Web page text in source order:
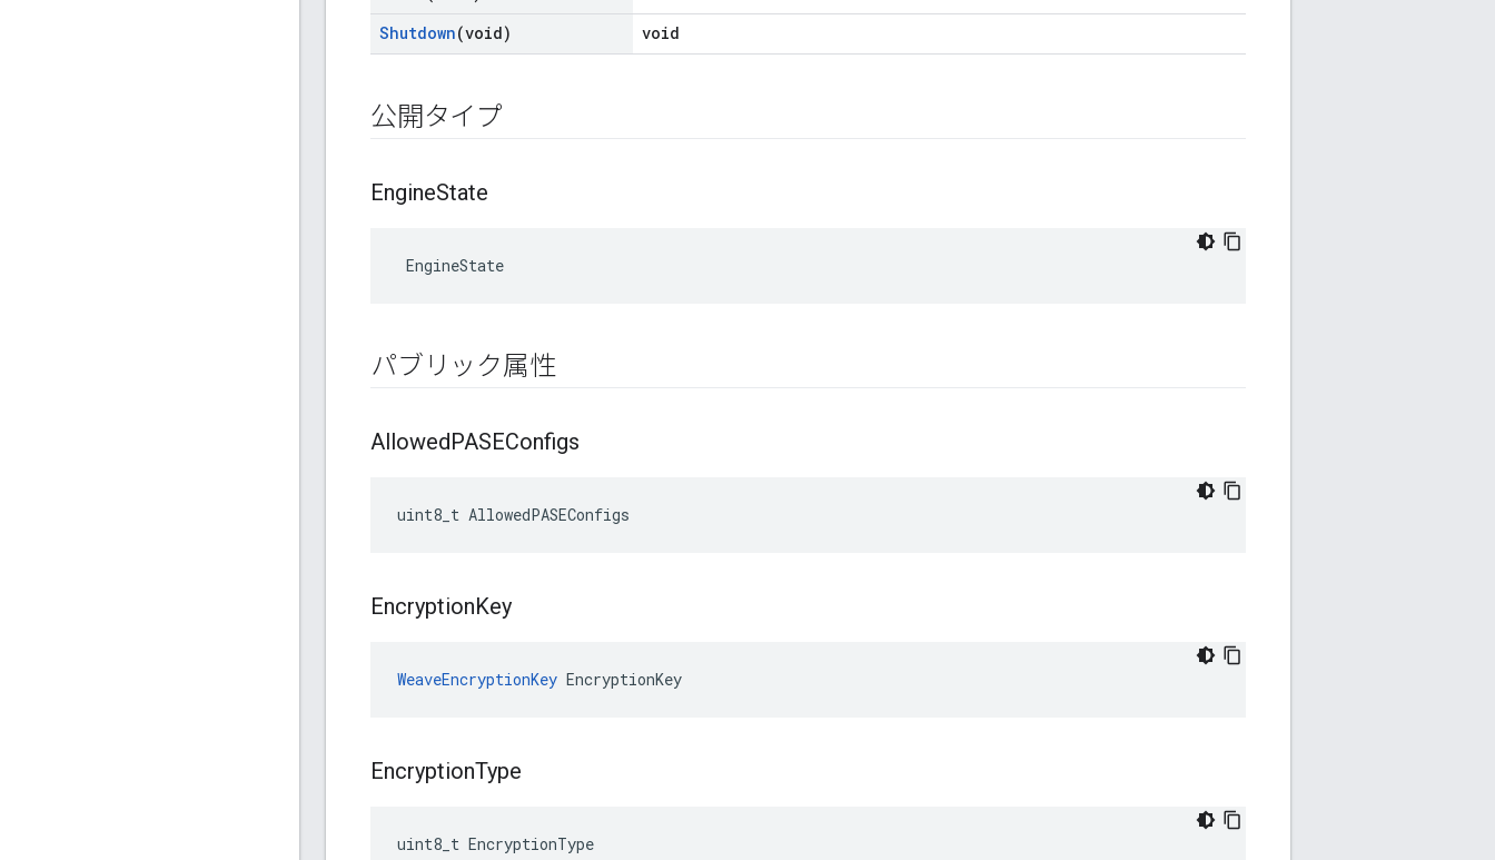
Shutdown(void) void
公開タイプ
EngineState
EngineState
パブリック属性
AllowedPASEConfigs
uint8_t AllowedPASEConfigs
EncryptionKey
WeaveEncryptionKey EncryptionKey
EncryptionType
uint8_t EncryptionType